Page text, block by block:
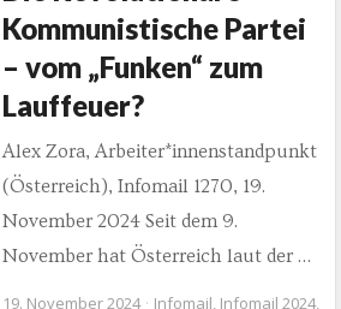
Kommunistische Partei
– vom „Funken“ zum
Lauffeuer?
Alex Zora, Arbeiter*innenstandpunkt
(Österreich), Infomail 1270, 19.
November 2024 Seit dem 9.
November hat Österreich laut der …
19. November 2024 Infomail, Infomail 2024,